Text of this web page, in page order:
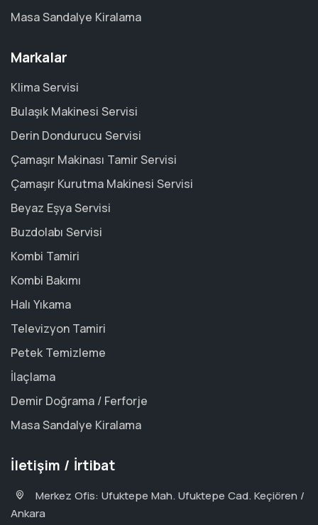
Masa Sandalye Kiralama
Markalar
Klima Servisi
Bulaşık Makinesi Servisi
Derin Dondurucu Servisi
Çamaşır Makinası Tamir Servisi
Çamaşır Kurutma Makinesi Servisi
Beyaz Eşya Servisi
Buzdolabı Servisi
Kombi Tamiri
Kombi Bakımı
Halı Yıkama
Televizyon Tamiri
Petek Temizleme
İlaçlama
Demir Doğrama / Ferforje
Masa Sandalye Kiralama
İletişim / İrtibat
Merkez Ofis: Ufuktepe Mah. Ufuktepe Cad. Keçiören /
Ankara